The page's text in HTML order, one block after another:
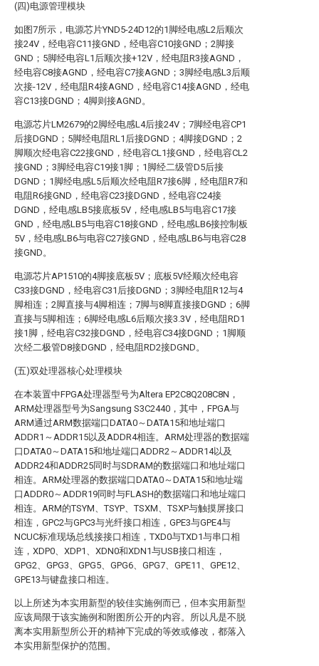
(四)电源管理模块
如图7所示，电源芯片YND5-24D12的1脚经电感L2后顺次
接24V，经电容C11接GND，经电容C10接GND；2脚接
GND；5脚经电容L1后顺次接+12V，经电阻R3接AGND，
经电容C8接AGND，经电容C7接AGND；3脚经电感L3后顺
次接-12V，经电阻R4接AGND，经电容C14接AGND，经电
容C13接DGND；4脚则接AGND。
电源芯片LM2679的2脚经电感L4后接24V；7脚经电容CP1
后接DGND；5脚经电阻RL1后接DGND；4脚接DGND；2
脚顺次经电容C22接GND，经电容CL1接GND，经电容CL2
接GND；3脚经电容C19接1脚；1脚经二级管D5后接
DGND；1脚经电感L5后顺次经电阻R7接6脚，经电阻R7和
电阻R6接GND，经电容C23接DGND，经电容C24接
DGND，经电感LB5接底板5V，经电感LB5与电容C17接
GND，经电感LB5与电容C18接GND，经电感LB6接控制板
5V，经电感LB6与电容C27接GND，经电感LB6与电容C28
接GND。
电源芯片AP1510的4脚接底板5V；底板5V经顺次经电容
C33接DGND，经电容C31后接DGND；3脚经电阻R12与4
脚相连；2脚直接与4脚相连；7脚与8脚直接接DGND；6脚
直接与5脚相连；6脚经电感L6后顺次接3.3V，经电阻RD1
接1脚，经电容C32接DGND，经电容C34接DGND；1脚顺
次经二极管D8接DGND，经电阻RD2接DGND。
(五)双处理器核心处理模块
在本装置中FPGA处理器型号为Altera EP2C8Q208C8N，
ARM处理器型号为Sangsung S3C2440，其中，FPGA与
ARM通过ARM数据端口DATA0～DATA15和地址端口
ADDR1～ADDR15以及ADDR4相连。ARM处理器的数据端
口DATA0～DATA15和地址端口ADDR2～ADDR14以及
ADDR24和ADDR25同时与SDRAM的数据端口和地址端口
相连。ARM处理器的数据端口DATA0～DATA15和地址端
口ADDR0～ADDR19同时与FLASH的数据端口和地址端口
相连。ARM的TSYM、TSYP、TSXM、TSXP与触摸屏接口
相连，GPC2与GPC3与光纤接口相连，GPE3与GPE4与
NCUC标准现场总线接接口相连，TXD0与TXD1与串口相
连，XDP0、XDP1、XDN0和XDN1与USB接口相连，
GPG2、GPG3、GPG5、GPG6、GPG7、GPE11、GPE12、
GPE13与键盘接口相连。
以上所述为本实用新型的较佳实施例而已，但本实用新型
应该局限于该实施例和附图所公开的内容。所以凡是不脱
离本实用新型所公开的精神下完成的等效或修改，都落入
本实用新型保护的范围。